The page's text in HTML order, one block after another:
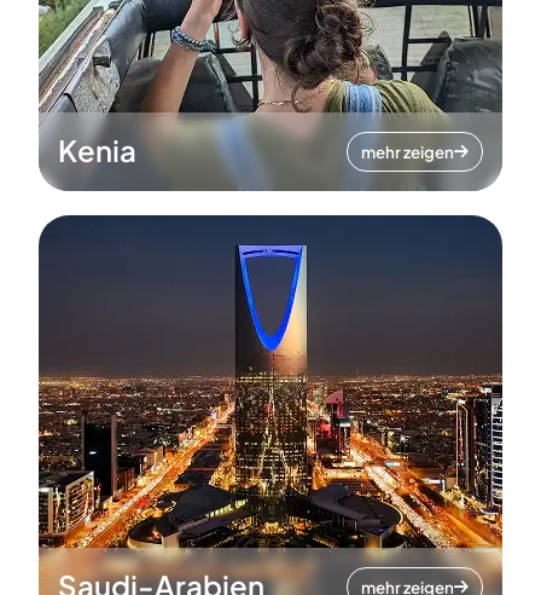
Kenia mehr zeigen
Saudi-Arabien mehr zeigen